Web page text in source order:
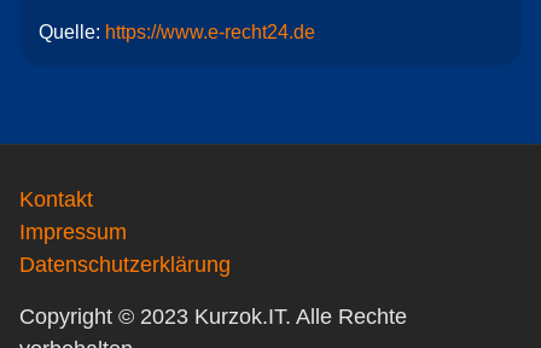
Quelle: https://www.e-recht24.de
Kontakt
Impressum
Datenschutzerklärung
Copyright © 2023 Kurzok.IT. Alle Rechte